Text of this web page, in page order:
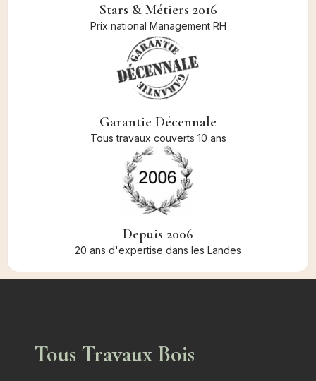
Stars & Métiers 2016
Prix national Management RH
Garantie Décennale
Tous travaux couverts 10 ans
Depuis 2006
20 ans d'expertise dans les Landes
Tous Travaux Bois